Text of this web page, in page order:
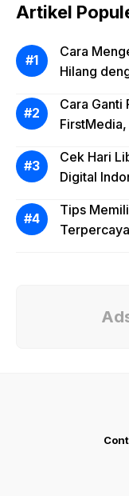
Artikel
Cara
Hilang
Cara Ganti
Cek Hari
Digital
Tips
Terpercaya